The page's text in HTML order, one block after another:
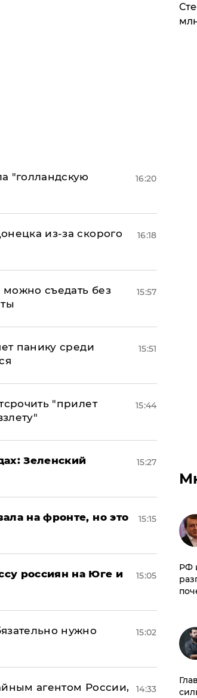
"голландскую
16:20
из-за скорого
16:18
можно съедать без
15:57
панику среди
15:51
"прилет
15:44
Зеленский
15:27
на фронте, но это
15:15
россиян на Юге и
15:05
нужно
15:02
агентом России,
14:33
РФ